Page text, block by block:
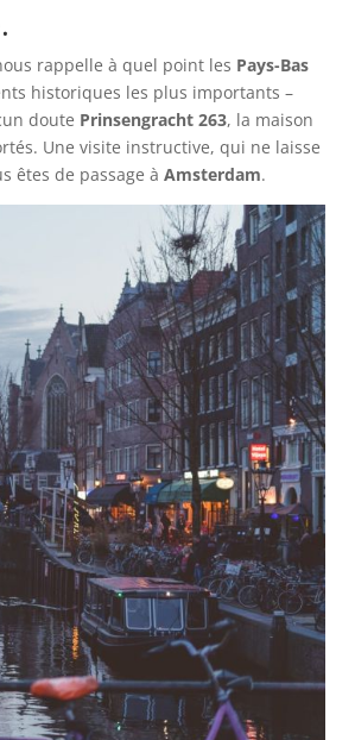
rappelle à quel point les Pays-Bas
historiques les plus importants –
doute Prinsengracht 263, la maison
Une visite instructive, qui ne laisse
êtes de passage àAmsterdam.